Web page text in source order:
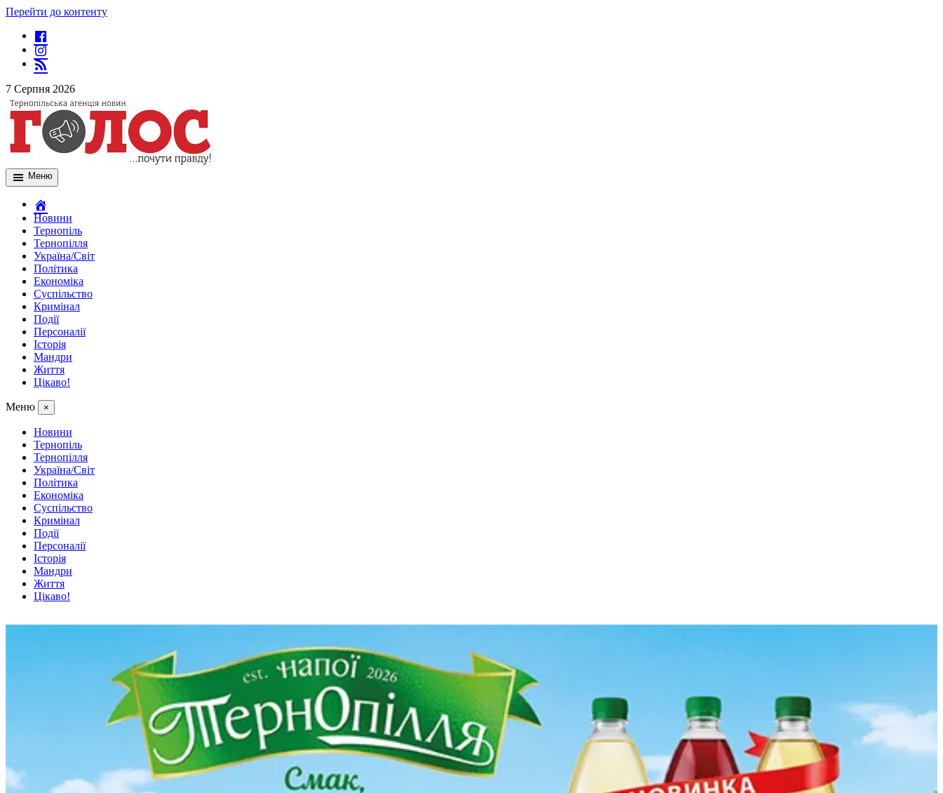
Перейти до контенту
7 Серпня 2026
Меню
Новини
Тернопіль
Тернопілля
Україна/Світ
Політика
Економіка
Суспільство
Кримінал
Події
Персоналії
Історія
Мандри
Життя
Цікаво!
Меню ×
Новини
Тернопіль
Тернопілля
Україна/Світ
Політика
Економіка
Суспільство
Кримінал
Події
Персоналії
Історія
Мандри
Життя
Цікаво!